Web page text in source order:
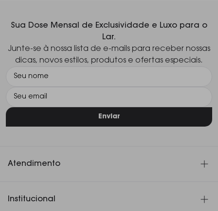
Sua Dose Mensal de Exclusividade e Luxo para o
Lar.
Junte-se à nossa lista de e-mails para receber nossas
dicas, novos estilos, produtos e ofertas especiais.
Enviar
Atendimento
SAC 11 3060-4180
Institucional